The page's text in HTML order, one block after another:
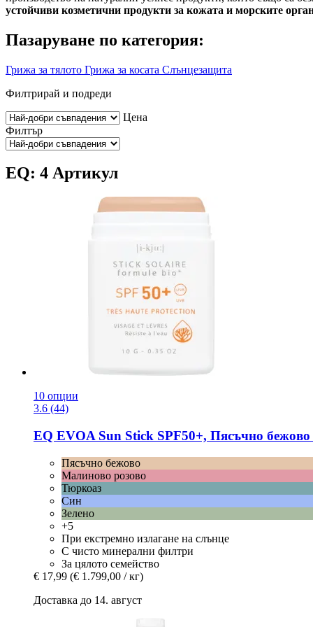
устойчиви козметични продукти за кожата и морските
Пазаруване по категория:
Грижа за тялото Грижа за косата Слънцезащита
Филтрирай и подреди
Цена
Филтър
EQ: 4 Артикул
10 опции
3.6 (44)
EQ EVOA Sun Stick SPF50+, Пясъчно бежово
Пясъчно бежово
Малиново розово
Тюркоаз
Син
Зелено
+5
При екстремно излагане на слънце
С чисто минерални филтри
За цялото семейство
€ 17,99 (€ 1.799,00 / кг)
Доставка до 14. август